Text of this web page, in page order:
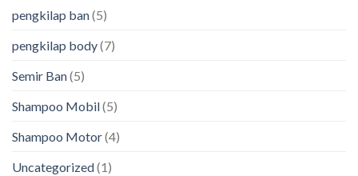
pengkilap ban(5)
pengkilap body(7)
Semir Ban(5)
Shampoo Mobil(5)
Shampoo Motor(4)
Uncategorized(1)